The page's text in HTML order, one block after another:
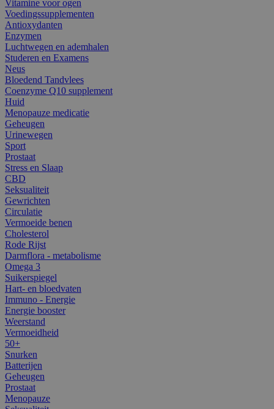
Vitamine voor ogen
Voedingssupplementen
Antioxydanten
Enzymen
Luchtwegen en ademhalen
Studeren en Examens
Neus
Bloedend Tandvlees
Coenzyme Q10 supplement
Huid
Menopauze medicatie
Geheugen
Urinewegen
Sport
Prostaat
Stress en Slaap
CBD
Seksualiteit
Gewrichten
Circulatie
Vermoeide benen
Cholesterol
Rode Rijst
Darmflora - metabolisme
Omega 3
Suikerspiegel
Hart- en bloedvaten
Immuno - Energie
Energie booster
Weerstand
Vermoeidheid
50+
Snurken
Batterijen
Geheugen
Prostaat
Menopauze